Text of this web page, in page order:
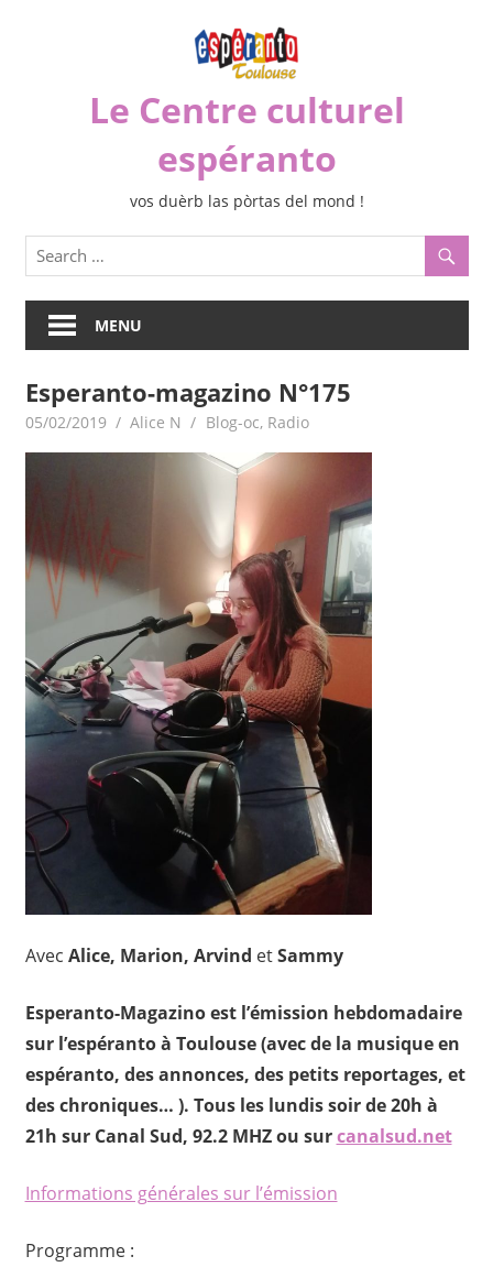
Le Centre culturel
espéranto
vos duèrb las pòrtas del mond !
MENU
Esperanto-magazino N°175
05/02/2019 Alice N Blog-oc, Radio
Avec Alice, Marion, Arvind etSammy
Esperanto-Magazino est l’émission hebdomadaire
sur l’espéranto à Toulouse (avec de la musique en
espéranto, des annonces, des petits reportages, et
des chroniques… ). Tous les lundis soir de 20h à
21h sur Canal Sud, 92.2 MHZ ou surcanalsud.net
Informations générales sur l’émission
Programme :